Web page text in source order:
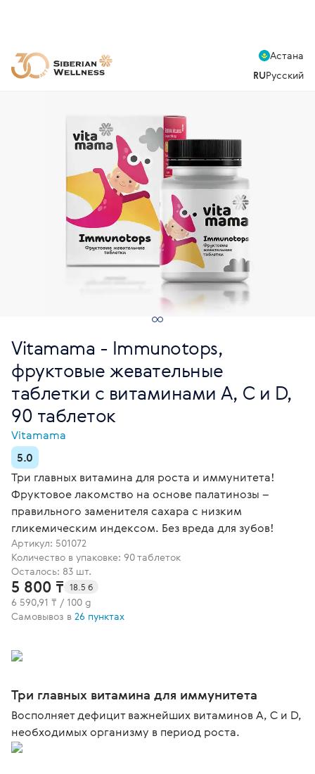
Астана
RUРусский
Vitamama - Immunotops,
фруктовые жевательные
таблетки с витаминами A, C и D,
90 таблеток
Vitamama
5.0
Три главных витамина для роста и иммунитета!
Фруктовое лакомство на основе палатинозы –
правильного заменителя сахара с низким
гликемическим индексом. Без вреда для зубов!
Артикул: 501072
Количество в упаковке: 90 таблеток
Осталось: 83 шт.
5 800 ₸ 18.5 б
6 590,91 ₸ / 100 g
Самовывоз в 26 пунктах
Три главных витамина для иммунитета
Восполняет дефицит важнейших витаминов A, C и D,
необходимых организму в период роста.